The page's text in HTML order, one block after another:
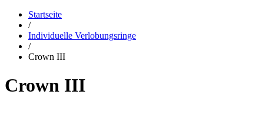
Startseite
/
Individuelle Verlobungsringe
/
Crown III
Crown III